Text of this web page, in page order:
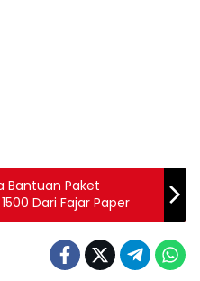
Bantuan Paket
Dari Fajar Paper